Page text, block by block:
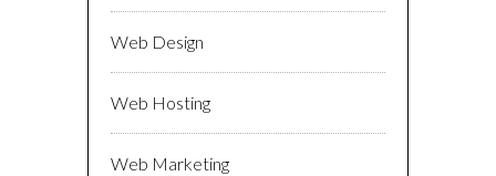
Web Design
Web Hosting
Web Marketing